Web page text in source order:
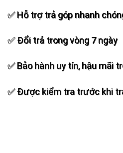
✅ Hỗ trợ trả góp nhanh
✅ Đổi trả trong vòng 7 ngày
✅ Bảo hành uy tín, hậu mãi
✅ Được kiểm tra trước khi